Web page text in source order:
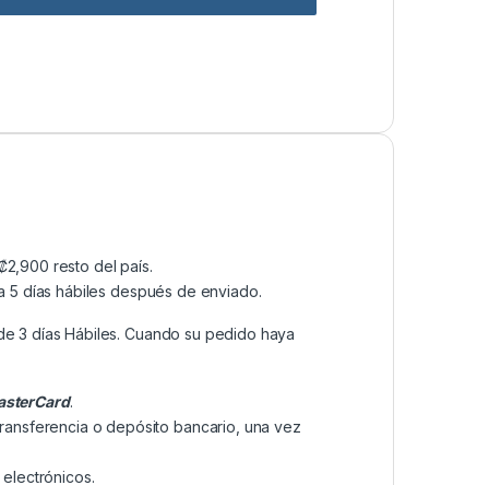
resto del país.
5 días hábiles después de enviado.
3 días Hábiles. Cuando su pedido haya
.
o depósito bancario, una vez